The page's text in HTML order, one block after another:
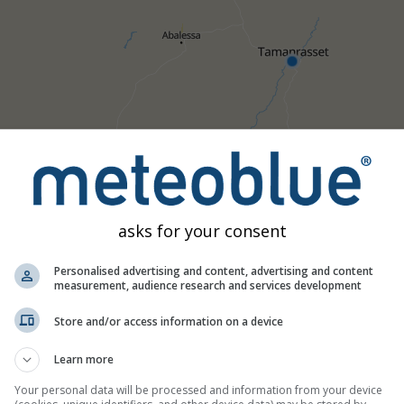
weer worden aan meteoblue geleverd door meer dan 80
de feitelijke inhoud of aard van de waarschuwingen.
instanties.
asks for your consent
Personalised advertising and content, advertising and content
measurement, audience research and services development
Store and/or access information on a device
Learn more
Your personal data will be processed and information from your device